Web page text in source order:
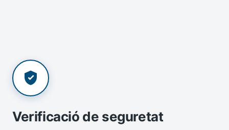
Verificació de seguretat